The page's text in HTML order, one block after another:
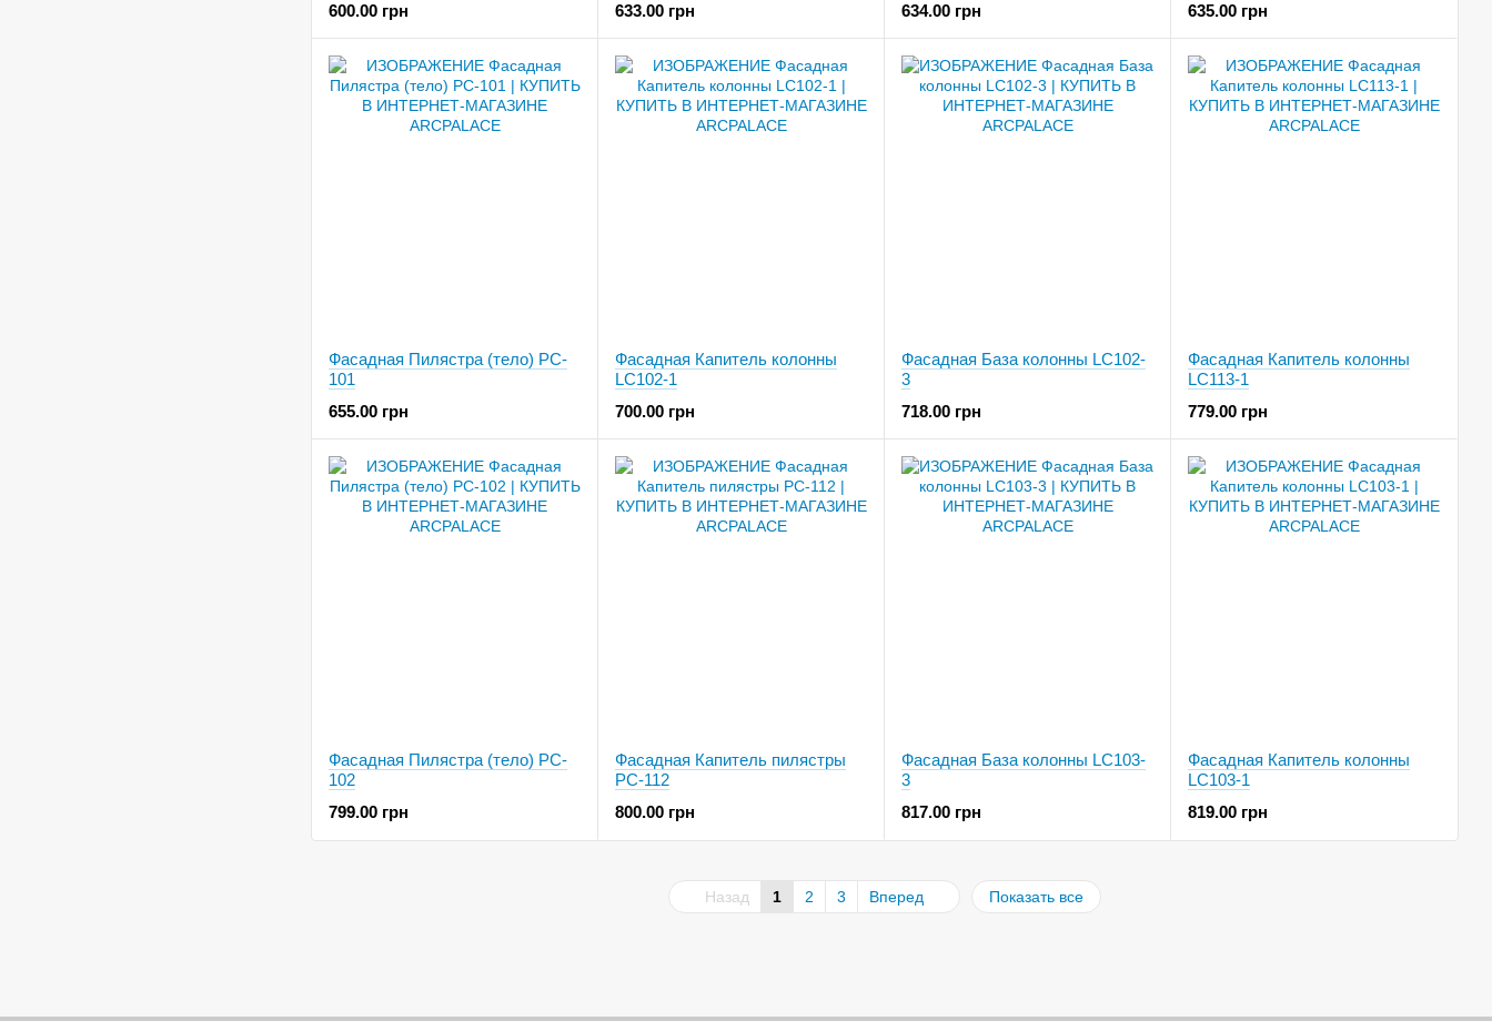
600.00 грн
633.00 грн
634.00 грн
635.00 грн
Фасадная Пилястра (тело) PC-
101
655.00 грн
Фасадная Капитель колонны
LC102-1
700.00 грн
Фасадная База колонны LC102-
3
718.00 грн
Фасадная Капитель колонны
LC113-1
779.00 грн
Фасадная Пилястра (тело) PC-
102
799.00 грн
Фасадная Капитель пилястры
PC-112
800.00 грн
Фасадная База колонны LC103-
3
817.00 грн
Фасадная Капитель колонны
LC103-1
819.00 грн
Назад 1 2 3 Вперед Показать все